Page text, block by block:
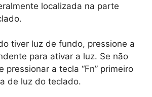
localizada na parte
tiver luz de fundo, pressione a
para ativar a luz. Se não
pressionar a tecla “Fn” primeiro
de luz do teclado.